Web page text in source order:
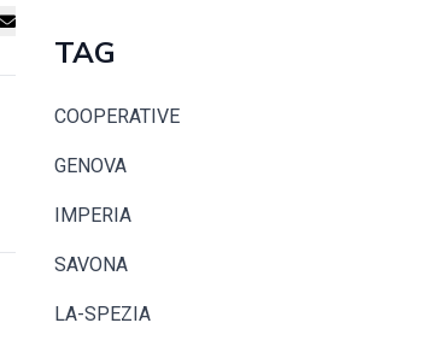
TAG
COOPERATIVE
GENOVA
IMPERIA
SAVONA
LA-SPEZIA